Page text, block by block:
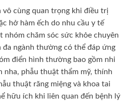
vô cùng quan trọng khi điều trị
hở hàm ếch do nhu cầu y tế
nhóm chăm sóc sức khỏe chuyên
ngành thường có thể đáp ứng
điển hình thường bao gồm nhi
nha, phẫu thuật thẩm mỹ, thính
thuật răng miệng và khoa tai
hữu ích khi liên quan đến bệnh lý